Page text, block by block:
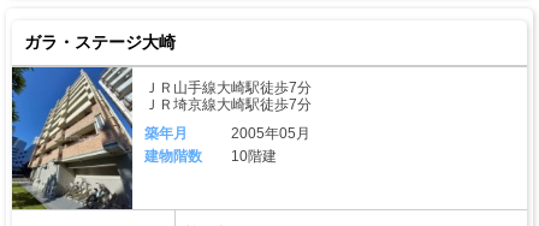
ガラ・ステージ大崎
ＪＲ山手線大崎駅徒歩7分
ＪＲ埼京線大崎駅徒歩7分
築年月
2005年05月
建物階数
10階建